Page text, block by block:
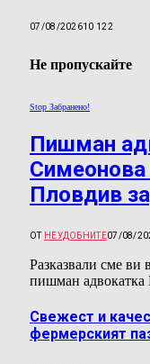
07/08/202610 122
Не пропускайте
Stop Забранено!
Пишман
Симеонова
Пловдив
ОТ НЕУДОБНИТЕ07/08/
Разказвали сме ви
пишман
Свежест и
фермерският